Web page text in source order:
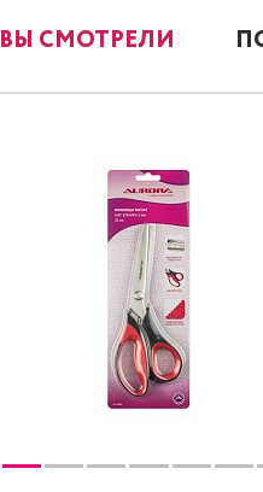
ВЫ СМОТРЕЛИ